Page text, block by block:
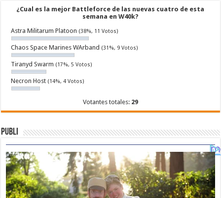
¿Cual es la mejor Battleforce de las nuevas cuatro de esta
semana en W40k?
Astra Militarum Platoon (38%, 11 Votos)
Chaos Space Marines WArband (31%, 9 Votos)
Tiranyd Swarm (17%, 5 Votos)
Necron Host (14%, 4 Votos)
Votantes totales: 29
Publi